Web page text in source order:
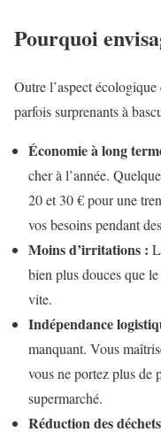
Pourquoi
Outre l’aspect
parfois surprenants à
Économie à long
cher à l’année.
20 et 30 € pour une
vos besoins pendant
Moins d’irritations :
bien plus douces que
vite.
Indépendance
manquant. Vous
vous ne portez plus de
supermarché.
Réduction des